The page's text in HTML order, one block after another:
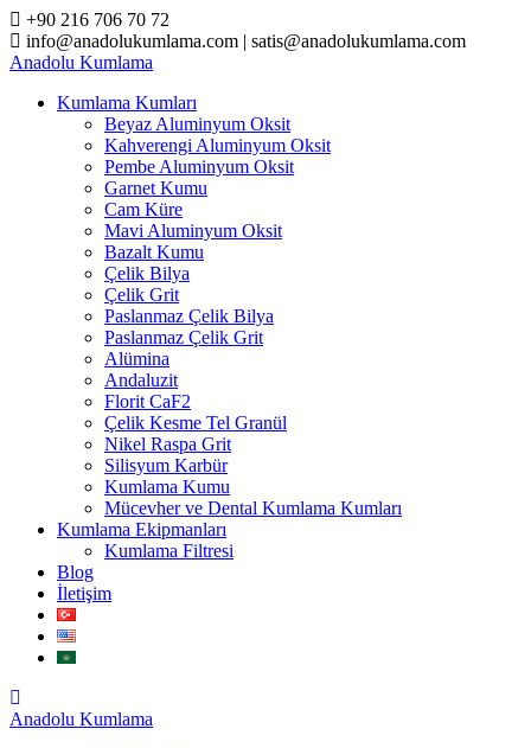
Skip
to
content
+90 216 706 70 72
info@anadolukumlama.com | satis@anadolukumlama.com
Anadolu Kumlama
Kumlama Kumları
Beyaz Aluminyum Oksit
Kahverengi Aluminyum Oksit
Pembe Aluminyum Oksit
Garnet Kumu
Cam Küre
Mavi Aluminyum Oksit
Bazalt Kumu
Çelik Bilya
Çelik Grit
Paslanmaz Çelik Bilya
Paslanmaz Çelik Grit
Alümina
Andaluzit
Florit CaF2
Çelik Kesme Tel Granül
Nikel Raspa Grit
Silisyum Karbür
Kumlama Kumu
Mücevher ve Dental Kumlama Kumları
Kumlama Ekipmanları
Kumlama Filtresi
Blog
İletişim
Anadolu Kumlama